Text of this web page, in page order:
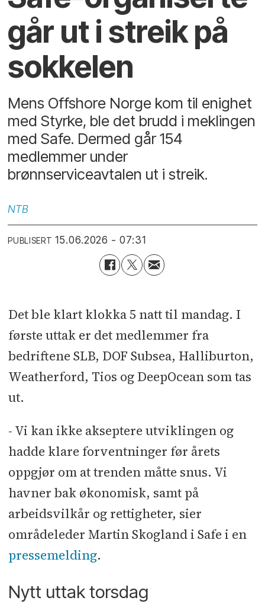
går ut i streik på
sokkelen
Mens Offshore Norge kom til enighet
med Styrke, ble det brudd i meklingen
med Safe. Dermed går 154
medlemmer under
brønnserviceavtalen ut i streik.
NTB
PUBLISERT 15.06.2026 - 07:31
Det ble klart klokka 5 natt til mandag. I
første uttak er det medlemmer fra
bedriftene SLB, DOF Subsea, Halliburton,
Weatherford, Tios og DeepOcean som tas
ut.
- Vi kan ikke akseptere utviklingen og
hadde klare forventninger før årets
oppgjør om at trenden måtte snus. Vi
havner bak økonomisk, samt på
arbeidsvilkår og rettigheter, sier
områdeleder Martin Skogland i Safe i en
pressemelding.
Nytt uttak torsdag